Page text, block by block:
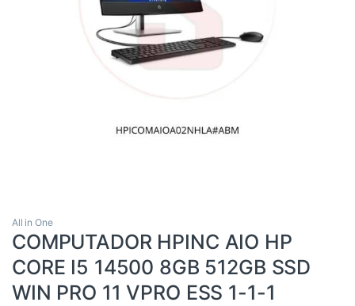
All in One
COMPUTADOR HPINC AIO HP
CORE I5 14500 8GB 512GB SSD
WIN PRO 11 VPRO ESS 1-1-1